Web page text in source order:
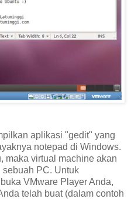
aplikasi "gedit" yang
notepad di Windows.
maka virtual machine akan
sebuah PC. Untuk
VMware Player Anda,
telah buat (dalam contoh